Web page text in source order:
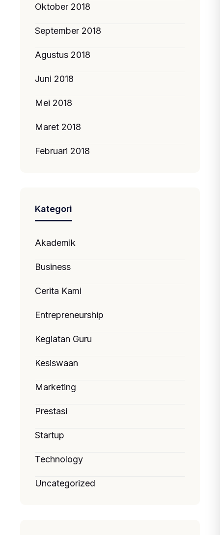
Oktober 2018
September 2018
Agustus 2018
Juni 2018
Mei 2018
Maret 2018
Februari 2018
Kategori
Akademik
Business
Cerita Kami
Entrepreneurship
Kegiatan Guru
Kesiswaan
Marketing
Prestasi
Startup
Technology
Uncategorized